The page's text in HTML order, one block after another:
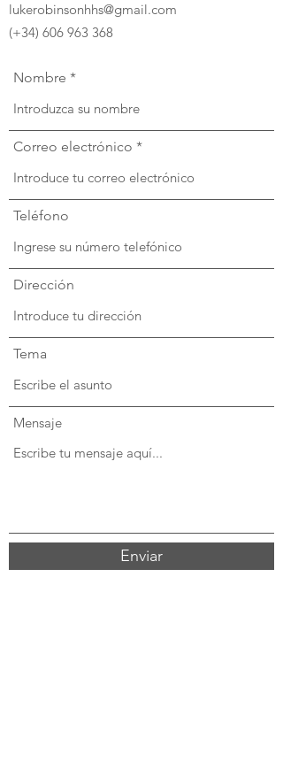
lukerobinsonhhs@gmail.com
(+34) 606 963 368
Nombre
Correo electrónico
Teléfono
Dirección
Tema
Mensaje
Enviar